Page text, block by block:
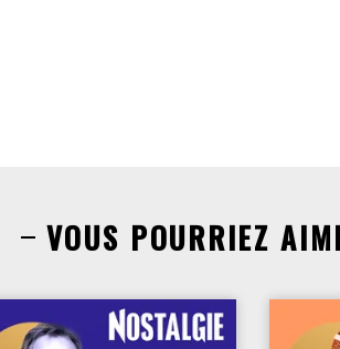
VOUS POURRIEZ